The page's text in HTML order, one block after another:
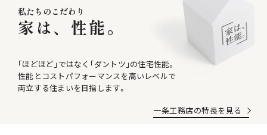
私たちのこだわり
家は、性能。
｢ほどほど｣ではなく｢ダントツ｣の住宅性能。
性能とコストパフォーマンスを高いレベルで
両立する住まいを目指します。
一条工務店の特長を見る